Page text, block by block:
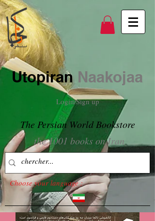
Utopiran Naakojaa
Login/Sign up
The Persian World Bookstore
the 1001 books on Iran
Choose your language :